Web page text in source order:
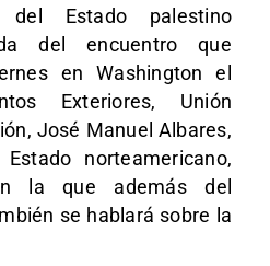
del Estado palestino
del encuentro que
en Washington el
Exteriores, Unión
José Manuel Albares,
norteamericano,
la que además del
se hablará sobre la